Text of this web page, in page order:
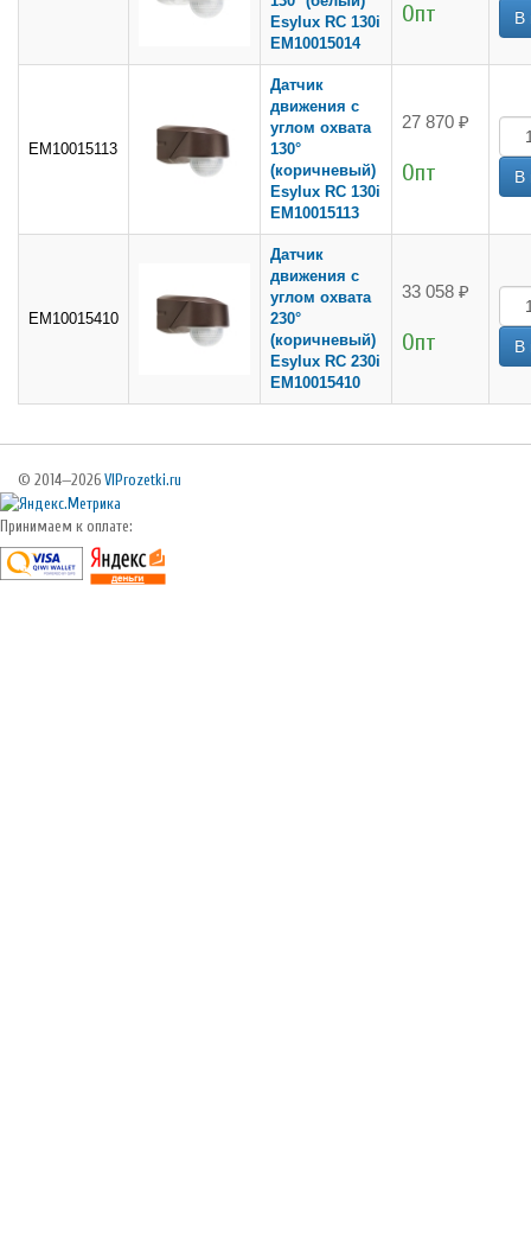
Esylux RC 130i
EM10015014
Опт
EM10015113
Датчик
движения с
углом охвата
130°
(коричневый)
Esylux RC 130i
EM10015113
27 870 ₽
Опт
EM10015410
Датчик
движения с
углом охвата
230°
(коричневый)
Esylux RC 230i
EM10015410
33 058 ₽
Опт
© 2014—2026 VIProzetki.ru
Принимаем к оплате: